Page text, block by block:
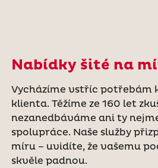
Nabídky šité na
Vycházíme vstříc potřebám
klienta. Těžíme ze 160 let
nezanedbáváme ani ty
spolupráce. Naše služby
míru – uvidíte, že vašemu
skvěle padnou.